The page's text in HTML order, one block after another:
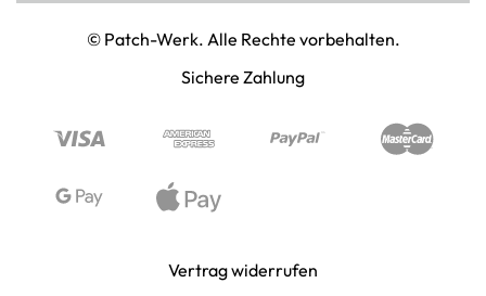
PAINTBALL & AIRSOFT
PUNISHER & SKULLS
WIKINGER & MITTELALTERWELTEN
© Patch-Werk. Alle Rechte vorbehalten.
Sichere Zahlung
Vertrag widerrufen